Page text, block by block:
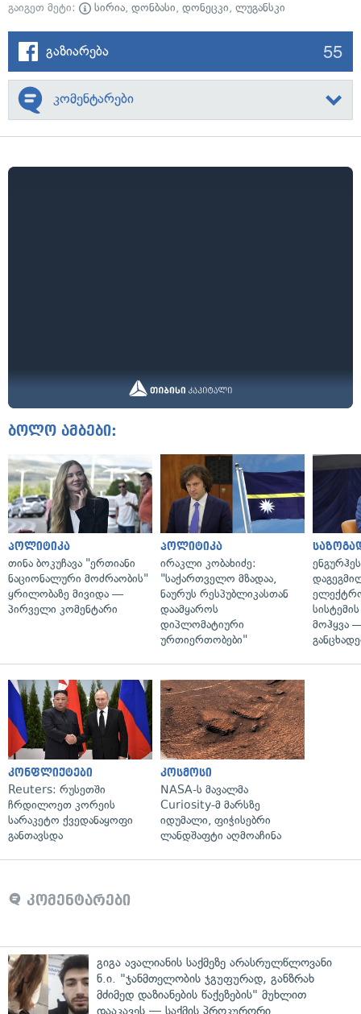
გაიგეთ მეტი: სირია, დონბასი, დონეცკი, ლუგანსკი
გაზიარება 55
კომენტარები
ბოლო ამბები:
პოლიტიკა
თინა ბოკუჩავა "ერთიანი
ნაციონალური მოძრაობის"
ყრილობაზე მივიდა —
პირველი კომენტარი
პოლიტიკა
ირაკლი კობახიძე:
"საქართველო მზადაა,
ნაურუს რესპუბლიკასთან
დაამყაროს
დიპლომატიური
ურთიერთობები"
მოჰყვა
კონფლიქტები
Reuters: რუსეთში
ჩრდილოეთ კორეის
სარაკეტო ქვედანაყოფი
განთავსდა
კოსმოსი
NASA-ს მავალმა
Curiosity-მ მარსზე
იდუმალი, ფიჭისებრი
ლანდშაფტი აღმოაჩინა
კომენტარები
გიგა ავალიანის საქმეზე არასრულწლოვანი
ნ.ი. "ჯანმთელობის ჯგუფურად, განზრახ
მძიმედ დაზიანების წაქეზების" მუხლით
დააკავეს — საქმის პროკურორი